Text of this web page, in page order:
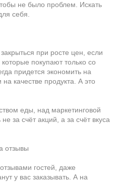
не было проблем. Искать
себя.
при росте цен, если
покупают только со
придется экономить на
качестве продукта. А это
еды, над маркетинговой
за счёт акций, а за счёт вкуса
отзывы
гостей, даже
у вас заказывать. А на